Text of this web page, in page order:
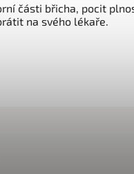
části břicha, pocit
na svého lékaře.